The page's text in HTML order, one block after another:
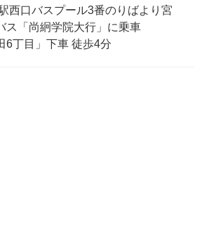
西口バスプール3番のりばより宮
ス「尚絅学院大行」に乗車
6丁目」下車 徒歩4分